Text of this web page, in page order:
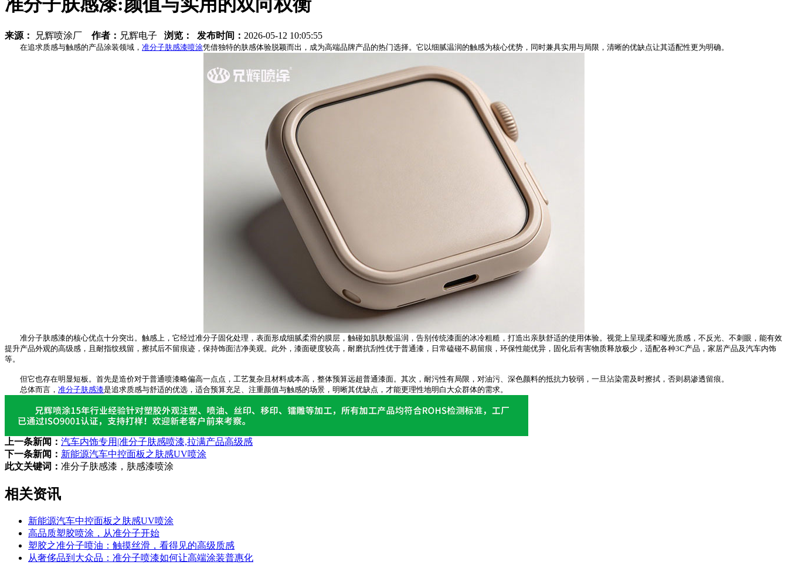
来源： 兄辉喷涂厂 作者： 兄辉电子 浏览： 发布时间： 2026-05-12 10:05:55
在追求质感与触感的产品涂装领域， 准分子肤感漆喷涂凭借独特的肤感体验脱颖而出，成为高端品牌产品的热门选择。它以细腻温润的触感为核心优势，同时兼具实用与局限，清晰的优缺点让其适配性更为明确。
准分子肤感漆的核心优点十分突出。触感上，它经过准分子固化处理，表面形成细腻柔滑的膜层，触碰如肌肤般温润，告别传统漆面的冰冷粗糙，打造出亲肤舒适的使用体验。视觉上呈现柔和哑光质感，不反光、不刺眼，能有效
提升产品外观的高级感，且耐指纹残留，擦拭后不留痕迹，保持饰面洁净美观。此外，漆面硬度较高，耐磨抗刮性优于普通漆，日常磕碰不易留痕，环保性能优异，固化后有害物质释放极少，适配各种3C产品，家居产品及汽车内饰
等。
但它也存在明显短板。首先是造价对于普通喷漆略偏高一点点，工艺复杂且材料成本高，整体预算远超普通漆面。其次，耐污性有局限，对油污、深色颜料的抵抗力较弱，一旦沾染需及时擦拭，否则易渗透留痕。
总体而言， 准分子肤感漆是追求质感与舒适的优选，适合预算充足、注重颜值与触感的场景，明晰其优缺点，才能更理性地明白大众群体的需求。
上一条新闻： 汽车内饰专用|准分子肤感喷漆,拉满产品高级感
下一条新闻： 新能源汽车中控面板之肤感UV喷涂
此文关键词： 准分子肤感漆，肤感漆喷涂
相关资讯
新能源汽车中控面板之肤感UV喷涂
高品质塑胶喷涂，从准分子开始
塑胶之准分子喷油：触摸丝滑，看得见的高级质感
从奢侈品到大众品：准分子喷漆如何让高端涂装普惠化